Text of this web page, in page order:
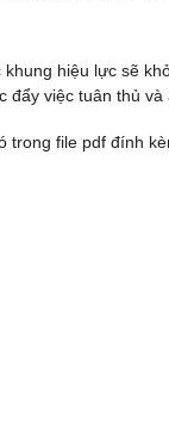
hiệu lực sẽ
đẩy việc tuân thủ
trong file pdf đính